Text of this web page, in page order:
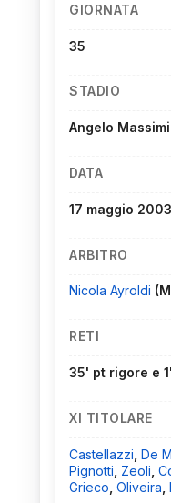
GIORNATA
35
STADIO
Angelo
DATA
17 maggio 2003
ARBITRO
Nicola Ayroldi
RETI
35' pt rigore e
XI TITOLARE
Castellazzi De
Pignotti Zeoli
Grieco Oliveira